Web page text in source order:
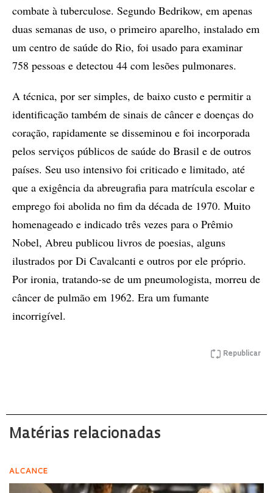
combate à tuberculose. Segundo Bedrikow, em apenas
duas semanas de uso, o primeiro aparelho, instalado em
um centro de saúde do Rio, foi usado para examinar
758 pessoas e detectou 44 com lesões pulmonares.
A técnica, por ser simples, de baixo custo e permitir a
identificação também de sinais de câncer e doenças do
coração, rapidamente se disseminou e foi incorporada
pelos serviços públicos de saúde do Brasil e de outros
países. Seu uso intensivo foi criticado e limitado, até
que a exigência da abreugrafia para matrícula escolar e
emprego foi abolida no fim da década de 1970. Muito
homenageado e indicado três vezes para o Prêmio
Nobel, Abreu publicou livros de poesias, alguns
ilustrados por Di Cavalcanti e outros por ele próprio.
Por ironia, tratando-se de um pneumologista, morreu de
câncer de pulmão em 1962. Era um fumante
incorrigível.
Republicar